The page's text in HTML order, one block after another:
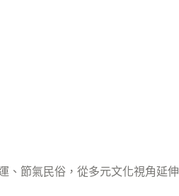
、節氣民俗，從多元文化視角延伸